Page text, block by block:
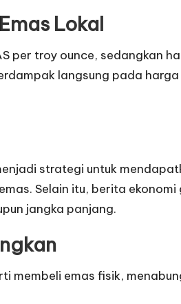
Lokal
troy ounce, sedangkan
langsung pada
strategi untuk
Selain itu, berita
jangka panjang.
membeli emas fisik,